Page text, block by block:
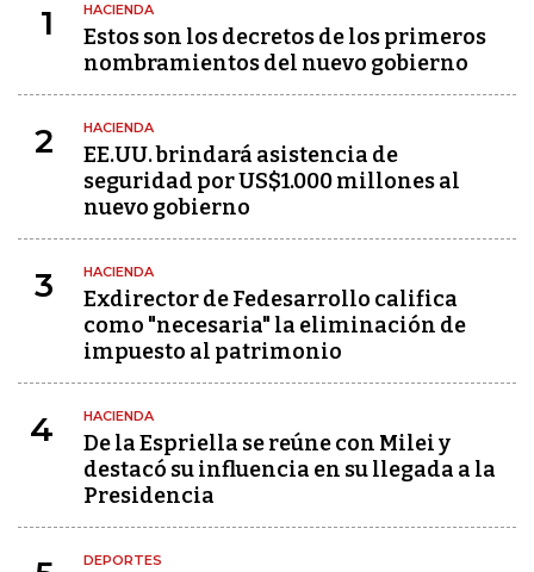
1 HACIENDA
Estos son los decretos de los primeros
nombramientos del nuevo gobierno
2 HACIENDA
EE.UU. brindará asistencia de
seguridad por US$1.000 millones al
nuevo gobierno
3 HACIENDA
Exdirector de Fedesarrollo califica
como "necesaria" la eliminación de
impuesto al patrimonio
4 HACIENDA
De la Espriella se reúne con Milei y
destacó su influencia en su llegada a la
Presidencia
DEPORTES